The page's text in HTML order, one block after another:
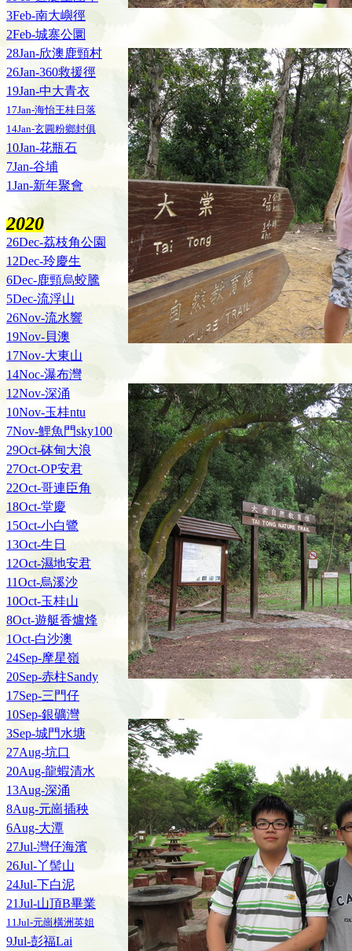
3Feb-南大嶼徑
2Feb-城寨公圜
28Jan-欣澳鹿頸村
26Jan-360救援徑
19Jan-中大青衣
17Jan-海怡王桂日落
14Jan-玄圓粉鄉封俱
10Jan-花瓶石
7Jan-谷埔
1Jan-新年聚會
2020
26Dec-荔枝角公園
12Dec-玲慶生
6Dec-鹿頸烏蛟騰
5Dec-流浮山
26Nov-流水響
19Nov-貝澳
17Nov-大東山
14Noc-瀑布灣
12Nov-深涌
10Nov-玉桂ntu
7Nov-鯉魚門sky100
29Oct-砵甸大浪
27Oct-OP安君
22Oct-哥連臣角
18Oct-堂慶
15Oct-小白鷺
13Oct-生日
12Oct-濕地安君
11Oct-烏溪沙
10Oct-玉桂山
8Oct-遊艇香爐烽
1Oct-白沙澳
24Sep-摩星嶺
20Sep-赤柱Sandy
17Sep-三門仔
10Sep-銀礦灣
3Sep-城門水塘
27Aug-坑口
20Aug-龍蝦清水
13Aug-深涌
8Aug-元崗插秧
6Aug-大潭
27Jul-灣仔海濱
26Jul-丫髻山
24Jul-下白泥
21Jul-山頂B畢業
11Jul-元崗橫洲英姐
9Jul-彭福Lai